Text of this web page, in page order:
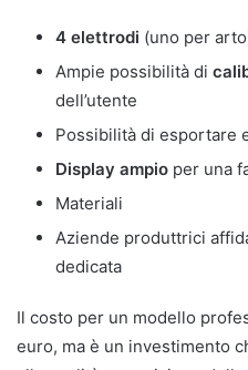
4 elettrodi (uno per
Ampie possibilità di
dell’utente
Possibilità di esportare
Display ampio per una
Materiali
Aziende produttrici
dedicata
Il costo per un modello
euro, ma è un investimento